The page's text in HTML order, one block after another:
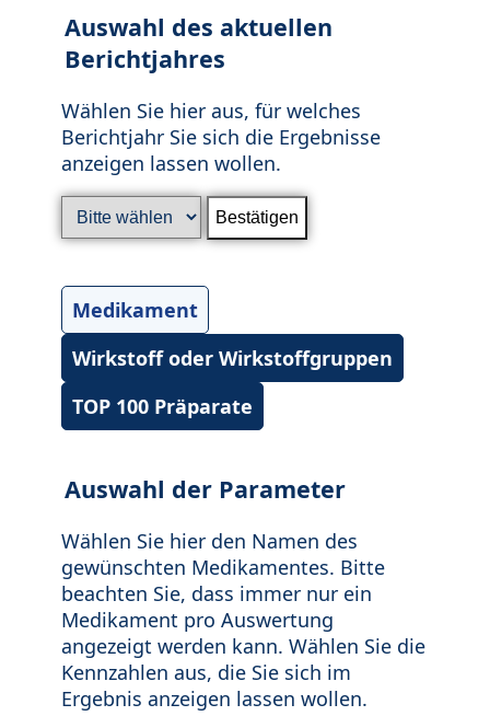
Auswahl des aktuellen
Berichtjahres
Wählen Sie hier aus, für welches
Berichtjahr Sie sich die Ergebnisse
anzeigen lassen wollen.
Medikament
Wirkstoff oder Wirkstoffgruppen
TOP 100 Präparate
Auswahl der Parameter
Wählen Sie hier den Namen des
gewünschten Medikamentes. Bitte
beachten Sie, dass immer nur ein
Medikament pro Auswertung
angezeigt werden kann. Wählen Sie die
Kennzahlen aus, die Sie sich im
Ergebnis anzeigen lassen wollen.